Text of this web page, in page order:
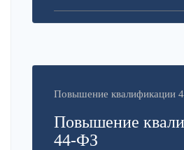
Повышение квалификации
Повышение
44-ФЗ